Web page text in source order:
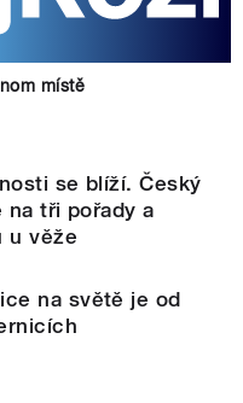
místě
se blíží. Český
na tři pořady a
u věže
na světě je od